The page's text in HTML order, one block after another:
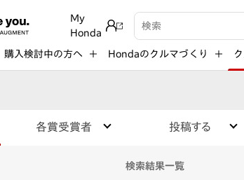
My
Honda
検索キーワード入力
購入検討中の方へ Hondaのクルマづくり
各賞受賞者 投稿する
検索結果一覧